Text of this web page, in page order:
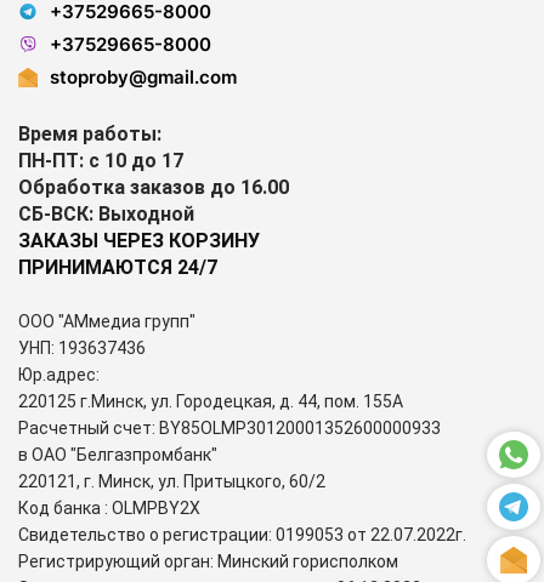
+37529665-8000
+37529665-8000
stoproby@gmail.com
Время работы:
ПН-ПТ: с 10 до 17
Обработка заказов до 16.00
СБ-ВСК: Выходной
ЗАКАЗЫ ЧЕРЕЗ КОРЗИНУ
ПРИНИМАЮТСЯ 24/7
ООО "АМмедиа групп"
УНП: 193637436
Юр.адрес:
220125 г.Минск, ул. Городецкая, д. 44, пом. 155А
Расчетный счет: BY85OLMP30120001352600000933
в ОАО "Белгазпромбанк"
220121, г. Минск, ул. Притыцкого, 60/2
Код банка : OLMPBY2X
Свидетельство о регистрации: 0199053 от 22.07.2022г.
Регистрирующий орган: Минский горисполком